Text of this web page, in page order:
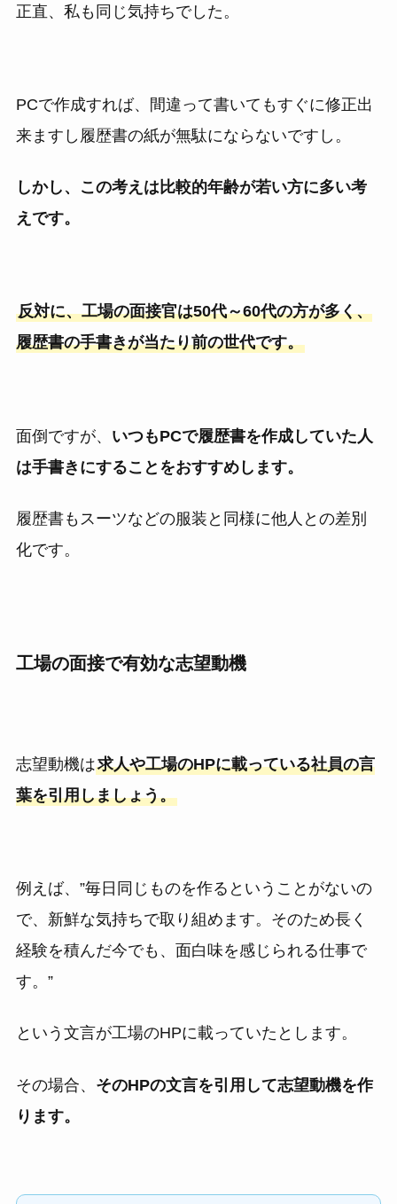
正直、私も同じ気持ちでした。
PCで作成すれば、間違って書いてもすぐに修正出
来ますし履歴書の紙が無駄にならないですし。
しかし、この考えは比較的年齢が若い方に多い考
えです。
反対に、工場の面接官は50代～60代の方が多く、
履歴書の手書きが当たり前の世代です。
面倒ですが、 いつもPCで履歴書を作成していた人
は手書きにすることをおすすめします。
履歴書もスーツなどの服装と同様に他人との差別
化です。
工場の面接で有効な志望動機
志望動機は求人や工場のHPに載っている社員の言
葉を引用しましょう。
例えば、”毎日同じものを作るということがないの
で、新鮮な気持ちで取り組めます。そのため長く
経験を積んだ今でも、面白味を感じられる仕事で
す。”
という文言が工場のHPに載っていたとします。
その場合、 そのHPの文言を引用して志望動機を作
ります。